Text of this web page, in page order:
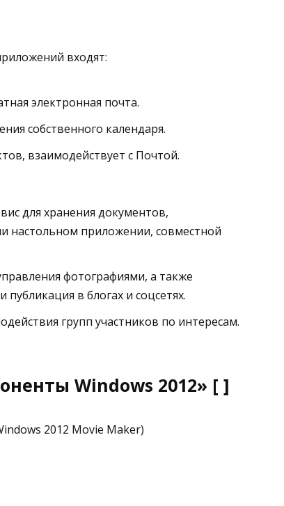
входят:
электронная почта.
собственного календаря.
взаимодействует с Почтой.
для хранения документов,
настольном приложении, совместной
фотографиями, а также
в блогах и соцсетях.
групп участников по интересам.
Windows 2012» [ ]
2012 Movie Maker)